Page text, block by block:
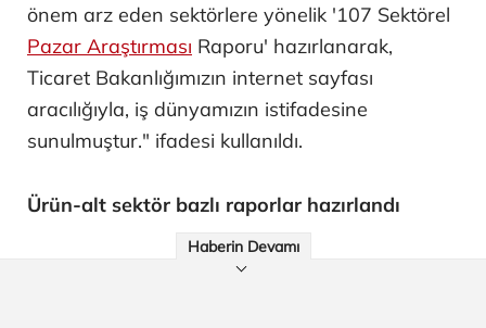
önem arz eden sektörlere yönelik '107 Sektörel
Pazar Araştırması Raporu' hazırlanarak,
Ticaret Bakanlığımızın internet sayfası
aracılığıyla, iş dünyamızın istifadesine
sunulmuştur." ifadesi kullanıldı.
Ürün-alt sektör bazlı raporlar hazırlandı
Haberin Devamı